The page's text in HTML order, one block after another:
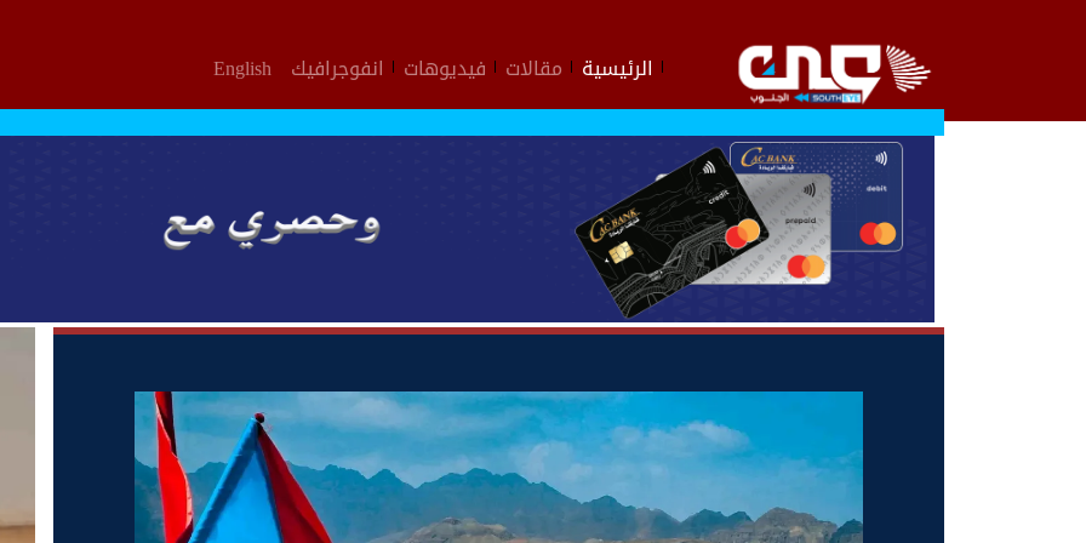
الرئيسية مقالات فيديوهات انفوجرافيك English